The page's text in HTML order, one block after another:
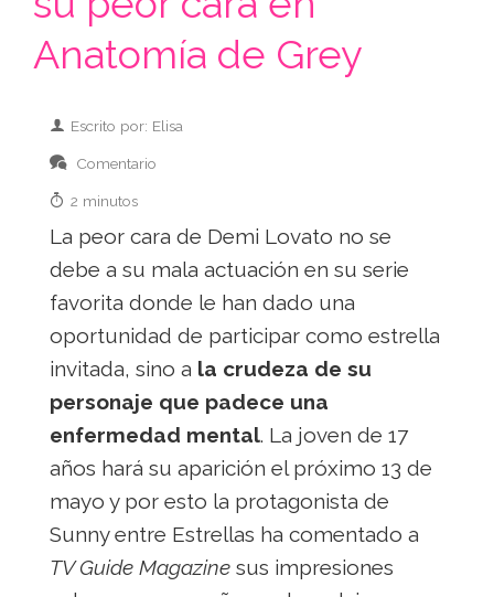
Anatomía de Grey
Escrito por: Elisa
Comentario
2 minutos
La peor cara de Demi Lovato no se
debe a su mala actuación en su serie
favorita donde le han dado una
oportunidad de participar como estrella
invitada, sino a la crudeza de su
personaje que padece una
enfermedad mental. La joven de 17
años hará su aparición el próximo 13 de
mayo y por esto la protagonista de
Sunny entre Estrellas ha comentado a
TV Guide Magazine sus impresiones